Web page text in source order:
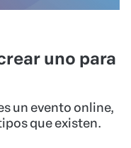
uno para
un evento online,
que existen.